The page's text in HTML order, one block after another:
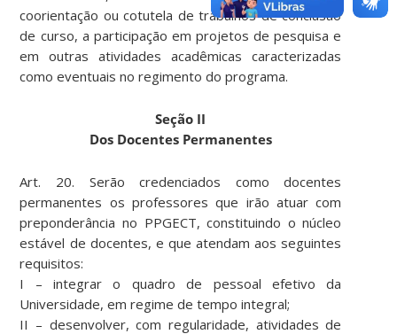
coorientação ou cotutela de trabalhos de conclusão
de curso, a participação em projetos de pesquisa e
em outras atividades acadêmicas caracterizadas
como eventuais no regimento do programa.
Seção II
Dos Docentes Permanentes
Art. 20. Serão credenciados como docentes
permanentes os professores que irão atuar com
preponderância no PPGECT, constituindo o núcleo
estável de docentes, e que atendam aos seguintes
requisitos:
I – integrar o quadro de pessoal efetivo da
Universidade, em regime de tempo integral;
II – desenvolver, com regularidade, atividades de